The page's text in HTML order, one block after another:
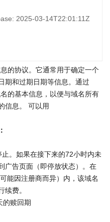
2025-03-14T22:01:11Z
的协议。它通常用于确定一个
期和过期日期等信息。通过
的基本信息，以便与域名所有
信息。 可以用
。如果在接下来的72小时内未
广告页面（即停放状态）。在
能因注册商而异）内，该域名
续费。
的赎回期